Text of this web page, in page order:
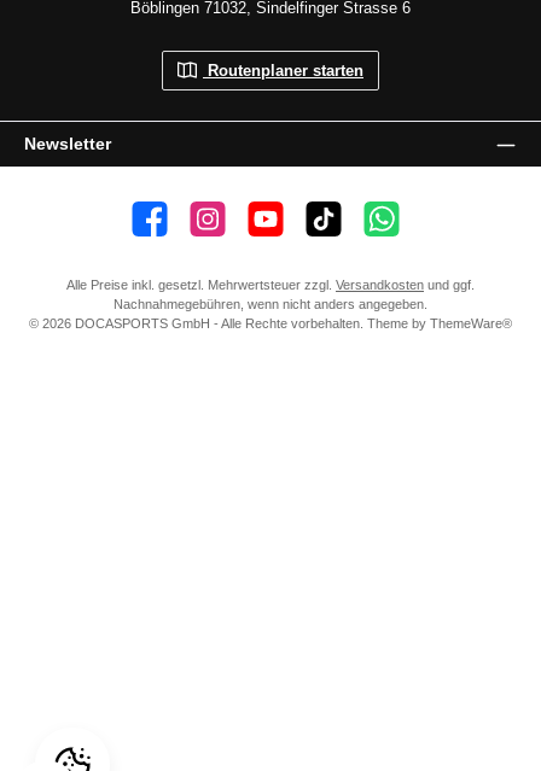
Newsletter
Böblingen 71032, Sindelfinger Strasse 6
Routenplaner starten
👍 4.500 Gefällt mir📸 38.000 Follower📺 20 Abonnenten🎵1.800 FollowerKanal abonnieren
Alle Preise inkl. gesetzl. Mehrwertsteuer zzgl. Versandkosten und ggf.
Nachnahmegebühren, wenn nicht anders angegeben.
© 2026 DOCASPORTS GmbH - Alle Rechte vorbehalten. Theme by ThemeWare®